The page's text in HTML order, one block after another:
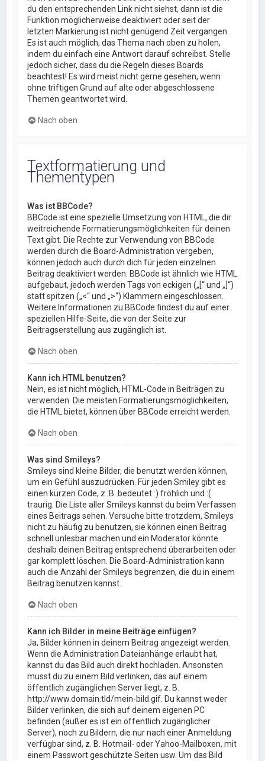
du den entsprechenden Link nicht siehst, dann ist die
Funktion möglicherweise deaktiviert oder seit der
letzten Markierung ist nicht genügend Zeit vergangen.
Es ist auch möglich, das Thema nach oben zu holen,
indem du einfach eine Antwort darauf schreibst. Stelle
jedoch sicher, dass du die Regeln dieses Boards
beachtest! Es wird meist nicht gerne gesehen, wenn
ohne triftigen Grund auf alte oder abgeschlossene
Themen geantwortet wird.
Nach oben
Textformatierung und
Thementypen
Was ist BBCode?
BBCode ist eine spezielle Umsetzung von HTML, die dir
weitreichende Formatierungsmöglichkeiten für deinen
Text gibt. Die Rechte zur Verwendung von BBCode
werden durch die Board-Administration vergeben,
können jedoch auch durch dich für jeden einzelnen
Beitrag deaktiviert werden. BBCode ist ähnlich wie HTML
aufgebaut, jedoch werden Tags von eckigen („[“ und „]“)
statt spitzen („<“ und „>“) Klammern eingeschlossen.
Weitere Informationen zu BBCode findest du auf einer
speziellen Hilfe-Seite, die von der Seite zur
Beitragserstellung aus zugänglich ist.
Nach oben
Kann ich HTML benutzen?
Nein, es ist nicht möglich, HTML-Code in Beiträgen zu
verwenden. Die meisten Formatierungsmöglichkeiten,
die HTML bietet, können über BBCode erreicht werden.
Nach oben
Was sind Smileys?
Smileys sind kleine Bilder, die benutzt werden können,
um ein Gefühl auszudrücken. Für jeden Smiley gibt es
einen kurzen Code, z. B. bedeutet :) fröhlich und :(
traurig. Die Liste aller Smileys kannst du beim Verfassen
eines Beitrags sehen. Versuche bitte trotzdem, Smileys
nicht zu häufig zu benutzen, sie können einen Beitrag
schnell unlesbar machen und ein Moderator könnte
deshalb deinen Beitrag entsprechend überarbeiten oder
gar komplett löschen. Die Board-Administration kann
auch die Anzahl der Smileys begrenzen, die du in einem
Beitrag benutzen kannst.
Nach oben
Kann ich Bilder in meine Beiträge einfügen?
Ja, Bilder können in deinem Beitrag angezeigt werden.
Wenn die Administration Dateianhänge erlaubt hat,
kannst du das Bild auch direkt hochladen. Ansonsten
musst du zu einem Bild verlinken, das auf einem
öffentlich zugänglichen Server liegt, z. B.
http://www.domain.tld/mein-bild.gif. Du kannst weder
Bilder verlinken, die sich auf deinem eigenen PC
befinden (außer es ist ein öffentlich zugänglicher
Server), noch zu Bildern, die nur nach einer Anmeldung
verfügbar sind, z. B. Hotmail- oder Yahoo-Mailboxen, mit
einem Passwort geschützte Seiten usw. Um das Bild